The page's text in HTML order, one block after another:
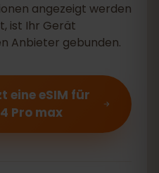
angezeigt werden
ist Ihr Gerät
Anbieter gebunden.
eine eSIM für
Pro max